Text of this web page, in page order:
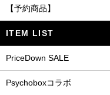
【予約商品】
ITEM LIST
PriceDown SALE
Psychoboxコラボ